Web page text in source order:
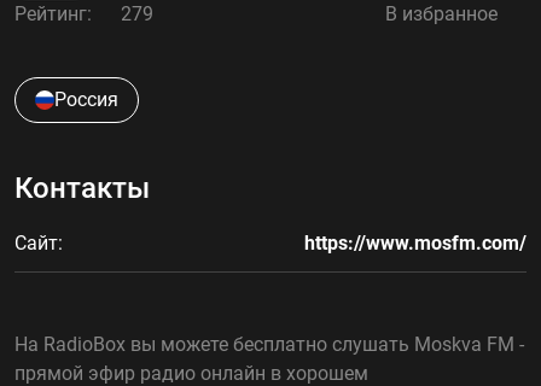
Добавить радиостанцию
Конфиденциальность
Рейтинг: 279 В избранное
Россия
Контакты
Сайт: https://www.mosfm.com/
На RadioBox вы можете бесплатно слушать Moskva FM -
прямой эфир радио онлайн в хорошем